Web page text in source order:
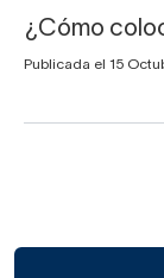
¿Cómo
Publicada el 15